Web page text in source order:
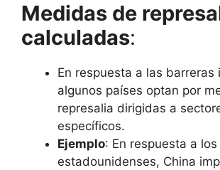
Medidas de
calculadas:
En respuesta a las barreras
algunos países optan por
represalia dirigidas a
específicos.
Ejemplo: En respuesta a
estadounidenses, China